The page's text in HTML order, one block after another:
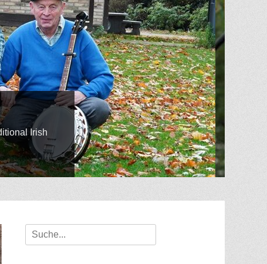
Suche
für: